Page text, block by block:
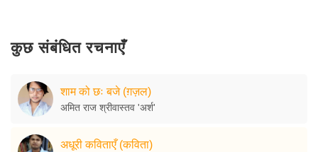
कुछ संबंधित रचनाएँ
शाम को छः बजे (ग़ज़ल)
अमित राज श्रीवास्तव 'अर्श'
अधूरी कविताएँ (कविता)